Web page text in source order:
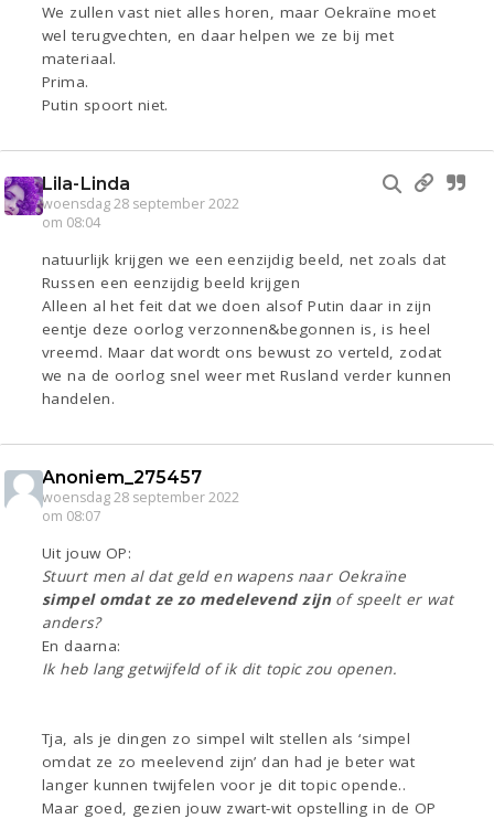
We zullen vast niet alles horen, maar Oekraïne moet
wel terugvechten, en daar helpen we ze bij met
materiaal.
Prima.
Putin spoort niet.
Lila-Linda
woensdag 28 september 2022
om 08:04
natuurlijk krijgen we een eenzijdig beeld, net zoals dat
Russen een eenzijdig beeld krijgen
Alleen al het feit dat we doen alsof Putin daar in zijn
eentje deze oorlog verzonnen&begonnen is, is heel
vreemd. Maar dat wordt ons bewust zo verteld, zodat
we na de oorlog snel weer met Rusland verder kunnen
handelen.
Anoniem_275457
woensdag 28 september 2022
om 08:07
Uit jouw OP:
Stuurt men al dat geld en wapens naar Oekraïne
simpel omdat ze zo medelevend zijn of speelt er wat
anders?
En daarna:
Ik heb lang getwijfeld of ik dit topic zou openen.
Tja, als je dingen zo simpel wilt stellen als ‘simpel
omdat ze zo meelevend zijn’ dan had je beter wat
langer kunnen twijfelen voor je dit topic opende..
Maar goed, gezien jouw zwart-wit opstelling in de OP